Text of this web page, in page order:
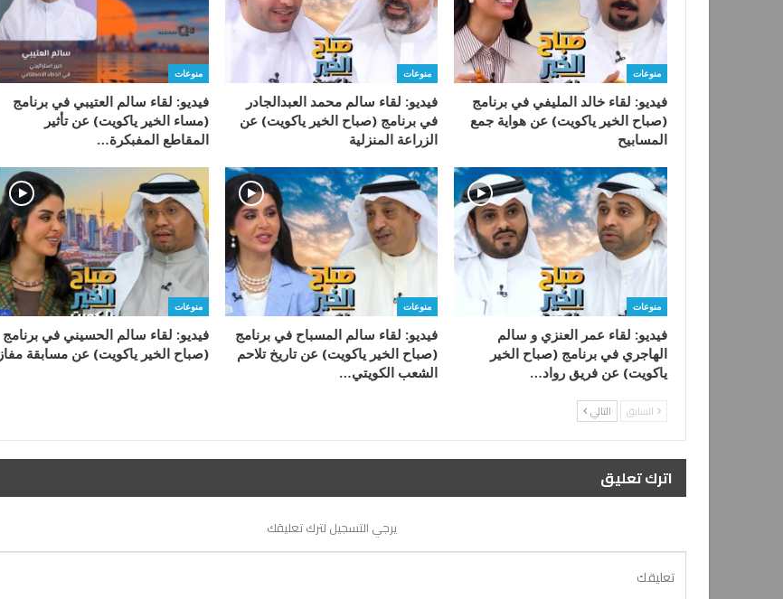
منوعات
فيديو: لقاء خالد المليفي في برنامج
(صباح الخير ياكويت) عن هواية جمع
المسابيح
منوعات
فيديو: لقاء سالم محمد العبدالجادر
في برنامج (صباح الخير ياكويت) عن
الزراعة المنزلية
منوعات
فيديو: لقاء سالم العتيبي في برنامج
(مساء الخير ياكويت) عن تأثير
المقاطع المفبكرة…
منوعات
فيديو: لقاء عمر العنزي و سالم
الهاجري في برنامج (صباح الخير
ياكويت) عن فريق رواد…
منوعات
فيديو: لقاء سالم المسباح في برنامج
(صباح الخير ياكويت) عن تاريخ تلاحم
الشعب الكويتي…
منوعات
فيديو: لقاء سالم الحسيني في برنامج
(صباح الخير ياكويت) عن مسابقة مفاز
السابق التالي
اترك تعليق
يرجي التسجيل لترك تعليقك